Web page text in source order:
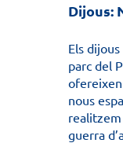
Dijous:
Els
parc del
ofereixen
nous
realitzem
guerra